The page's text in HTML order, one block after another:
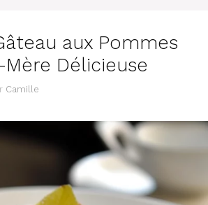
aux Pommes
Délicieuse
Camille